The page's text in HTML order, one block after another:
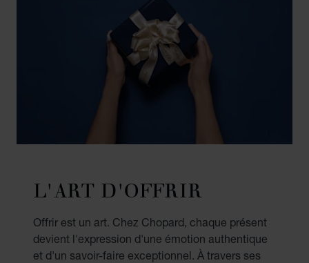
L'ART D'OFFRIR
Offrir est un art. Chez Chopard, chaque présent
devient l'expression d'une émotion authentique
et d'un savoir-faire exceptionnel. À travers ses